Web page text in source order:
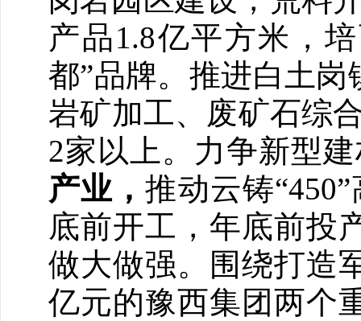
产品1.8亿平方米，
都”品牌。推进白土
岩矿加工、废矿石综
2家以上。力争新型
产业，推动云铸
底前开工，年底前投
做大做强。围绕打造
亿元的豫西集团两个